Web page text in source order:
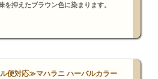
を抑えたブラウン色に染まります。
便対応≫マハラニ ハーバルカラー